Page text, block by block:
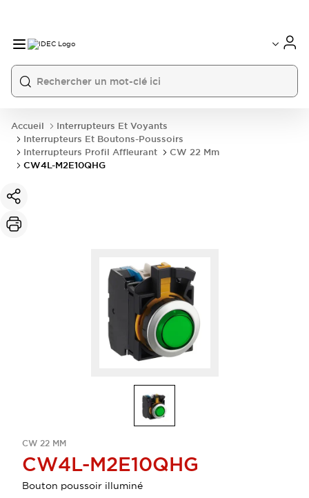
Accueil
Interrupteurs Et Voyants
Interrupteurs Et Boutons-Poussoirs
Interrupteurs Profil Affleurant
CW 22 Mm
CW4L-M2E10QHG
CW 22 MM
CW4L-M2E10QHG
Bouton poussoir illuminé